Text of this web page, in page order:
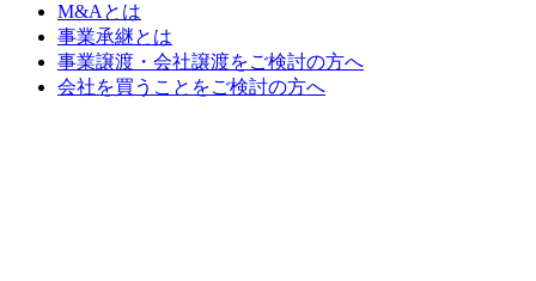
M&Aとは
事業承継とは
事業譲渡・会社譲渡をご検討の方へ
会社を買うことをご検討の方へ